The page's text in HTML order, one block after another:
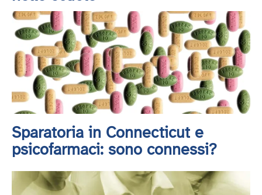
Sparatoria in Connecticut e
psicofarmaci: sono connessi?